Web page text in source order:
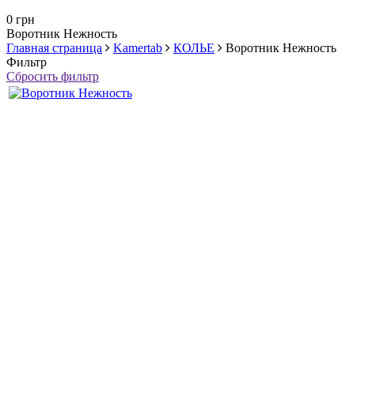
0 грн
Воротник Нежность
Главная страница
Kamertab КОЛЬЕ
Воротник Нежность
Фильтр
Сбросить фильтр